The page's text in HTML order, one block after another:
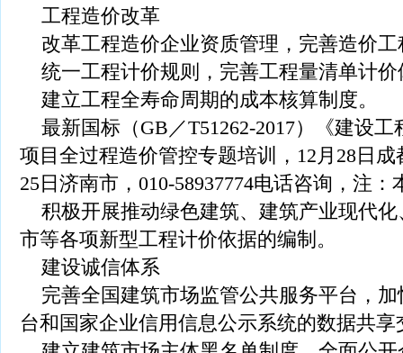
工程造价改革
改革工程造价企业资质管理，完善造价工
统一工程计价规则，完善工程量清单计价
建立工程全寿命周期的成本核算制度。
最新国标（GB／T51262-2017）《建设
项目全过程造价管控专题培训，12月28日
25日济南市，010-58937774电话咨询，注
积极开展推动绿色建筑、建筑产业现代
市等各项新型工程计价依据的编制。
建设诚信体系
完善全国建筑市场监管公共服务平台，
台和国家企业信用信息公示系统的数据共享